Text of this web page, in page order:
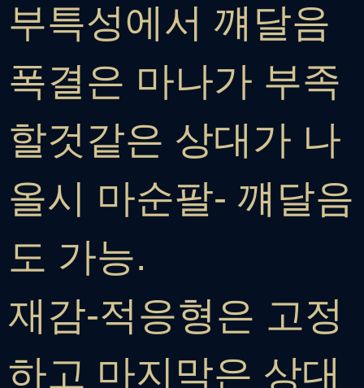
부특성에서 꺠달음
폭결은 마나가 부족
할것같은 상대가 나
올시 마순팔- 꺠달음
도 가능.
재감-적응형은 고정
하고 마지막은 상대